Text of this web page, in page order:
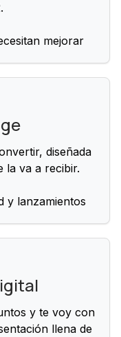
mejorar
diseñada
la va a recibir.
y lanzamientos
y te voy con
llena de